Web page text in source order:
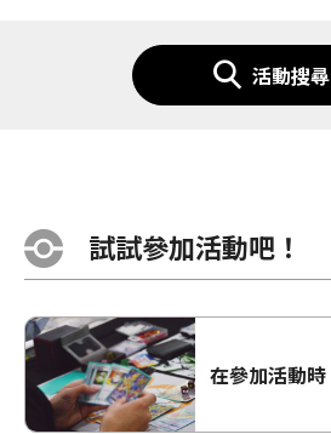
活動搜尋
試試參加活動吧！
在參加活動時